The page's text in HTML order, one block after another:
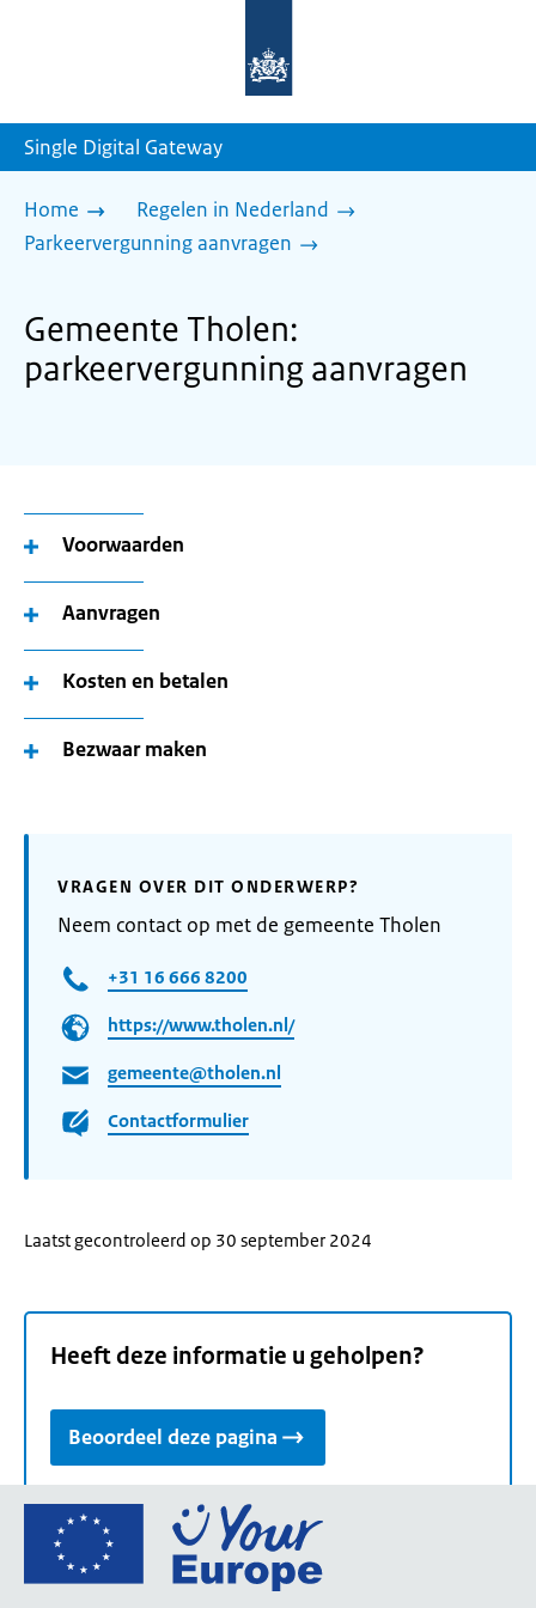
homepage
Single Digital Gateway
Home
Regelen in Nederland
Parkeervergunning aanvragen
Gemeente Tholen:
parkeervergunning aanvragen
Voorwaarden
Aanvragen
Kosten en betalen
Bezwaar maken
VRAGEN OVER DIT ONDERWERP?
Neem contact op met de gemeente Tholen
+31 16 666 8200
https://www.tholen.nl/
gemeente@tholen.nl
Contactformulier
Laatst gecontroleerd op 30 september 2024
Heeft deze informatie u geholpen?
Beoordeel deze pagina
Ga
de